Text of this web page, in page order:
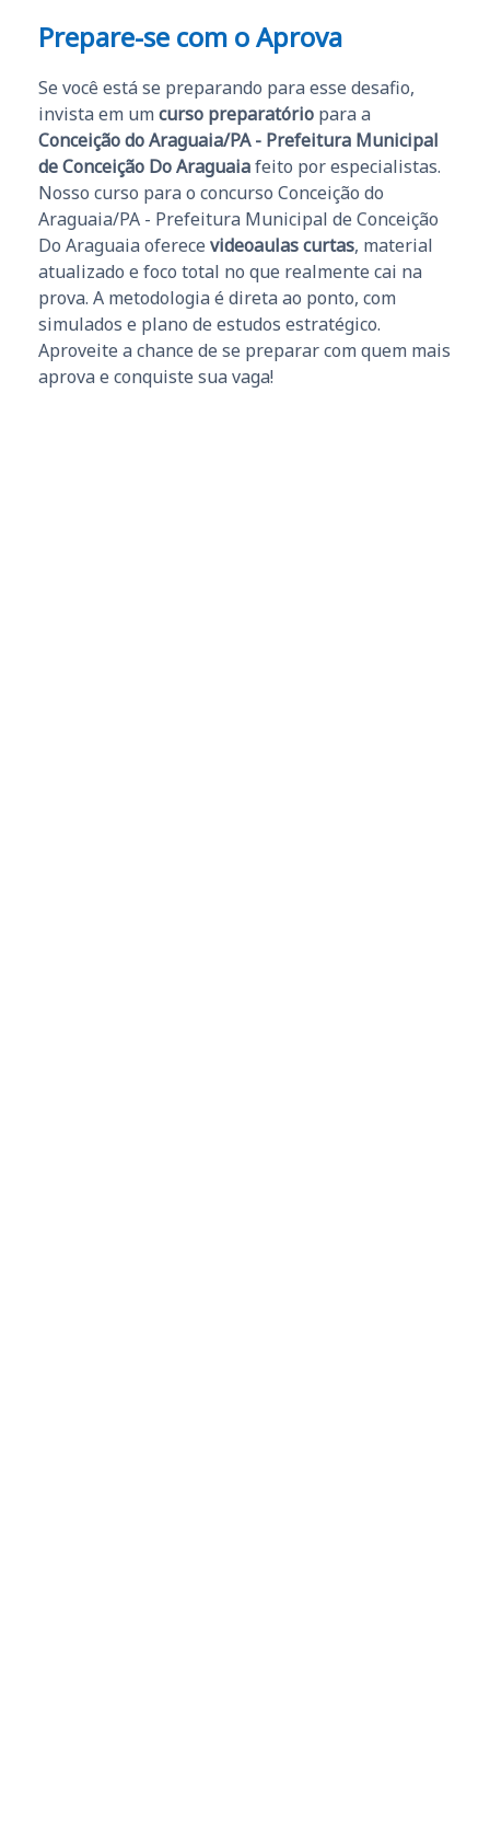
Prepare-se com o Aprova
Se você está se preparando para esse desafio,
invista em um curso preparatório para a
Conceição do Araguaia/PA - Prefeitura Municipal
de Conceição Do Araguaiafeito por especialistas.
Nosso curso para o concurso Conceição do
Araguaia/PA - Prefeitura Municipal de Conceição
Do Araguaia oferece videoaulas curtas, material
atualizado e foco total no que realmente cai na
prova. A metodologia é direta ao ponto, com
simulados e plano de estudos estratégico.
Aproveite a chance de se preparar com quem mais
aprova e conquiste sua vaga!